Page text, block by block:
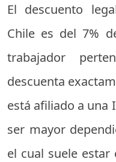
El descuento
Chile es del 7%
trabajador
descuenta
está afiliado a una
ser mayor
el cual suele estar